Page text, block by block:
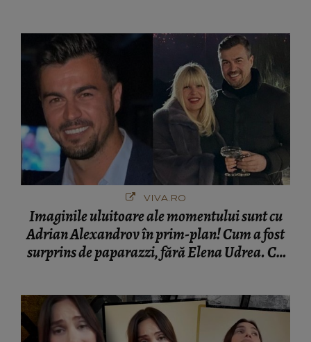
VIVA.RO
Imaginile uluitoare ale momentului sunt cu
Adrian Alexandrov în prim-plan! Cum a fost
surprins de paparazzi, fără Elena Udrea. Cu